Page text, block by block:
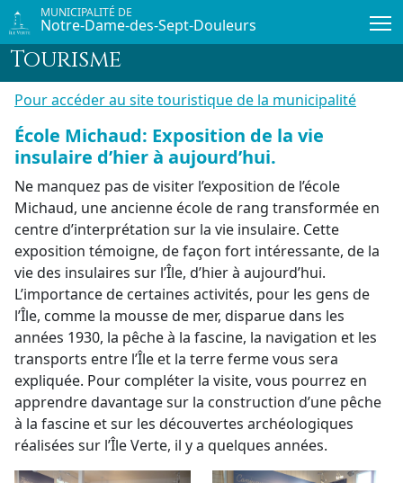
Passer au contenu principal
MUNICIPALITÉ DE
Notre-Dame-des-Sept-Douleurs
Tourisme
Pour accéder au site touristique de la municipalité
École Michaud: Exposition de la vie
insulaire d’hier à aujourd’hui.
Ne manquez pas de visiter l’exposition de l’école
Michaud, une ancienne école de rang transformée en
centre d’interprétation sur la vie insulaire. Cette
exposition témoigne, de façon fort intéressante, de la
vie des insulaires sur l’Île, d’hier à aujourd’hui.
L’importance de certaines activités, pour les gens de
l’Île, comme la mousse de mer, disparue dans les
années 1930, la pêche à la fascine, la navigation et les
transports entre l’Île et la terre ferme vous sera
expliquée. Pour compléter la visite, vous pourrez en
apprendre davantage sur la construction d’une pêche
à la fascine et sur les découvertes archéologiques
réalisées sur l’Île Verte, il y a quelques années.